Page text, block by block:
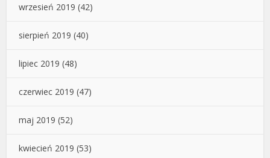
wrzesień 2019 (42)
sierpień 2019 (40)
lipiec 2019 (48)
czerwiec 2019 (47)
maj 2019 (52)
kwiecień 2019 (53)